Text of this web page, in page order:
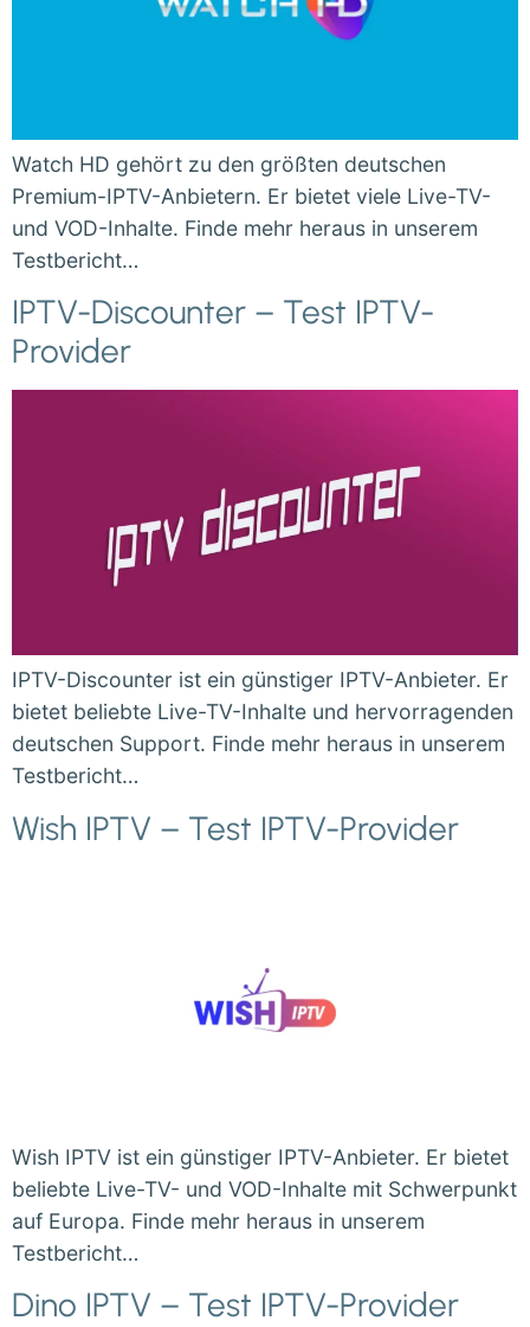
Watch HD gehört zu den größten deutschen
Premium-IPTV-Anbietern. Er bietet viele Live-TV-
und VOD-Inhalte. Finde mehr heraus in unserem
Testbericht…
IPTV-Discounter – Test IPTV-
Provider
IPTV-Discounter ist ein günstiger IPTV-Anbieter. Er
bietet beliebte Live-TV-Inhalte und hervorragenden
deutschen Support. Finde mehr heraus in unserem
Testbericht…
Wish IPTV – Test IPTV-Provider
Wish IPTV ist ein günstiger IPTV-Anbieter. Er bietet
beliebte Live-TV- und VOD-Inhalte mit Schwerpunkt
auf Europa. Finde mehr heraus in unserem
Testbericht…
Dino IPTV – Test IPTV-Provider